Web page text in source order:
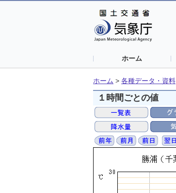
ホーム
ホーム > 各種データ・資料
１時間ごとの値